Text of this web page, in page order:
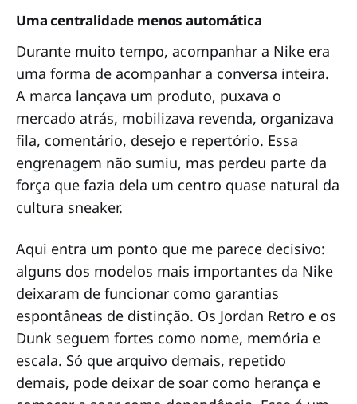
Uma centralidade menos automática
Durante muito tempo, acompanhar a Nike era
uma forma de acompanhar a conversa inteira.
A marca lançava um produto, puxava o
mercado atrás, mobilizava revenda, organizava
fila, comentário, desejo e repertório. Essa
engrenagem não sumiu, mas perdeu parte da
força que fazia dela um centro quase natural da
cultura sneaker.
Aqui entra um ponto que me parece decisivo:
alguns dos modelos mais importantes da Nike
deixaram de funcionar como garantias
espontâneas de distinção. Os Jordan Retro e os
Dunk seguem fortes como nome, memória e
escala. Só que arquivo demais, repetido
demais, pode deixar de soar como herança e